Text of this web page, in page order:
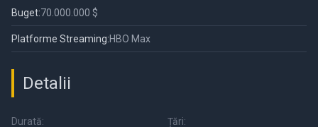
Buget:70.000.000 $
Platforme Streaming:HBO Max
Detalii
Durată: Țări: